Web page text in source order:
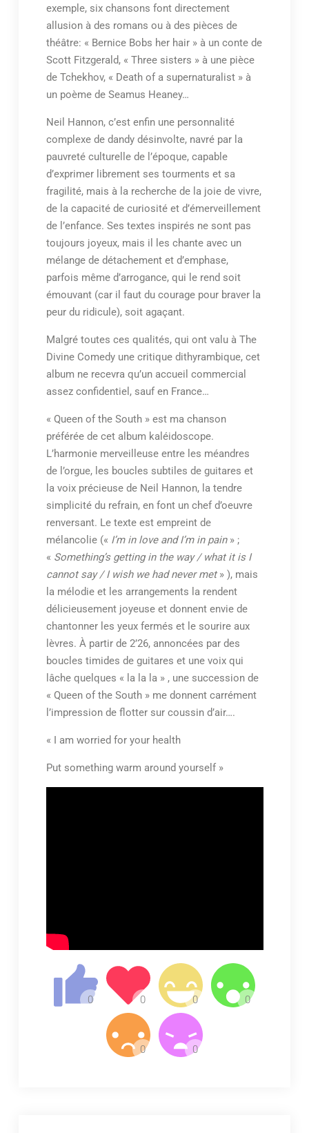
exemple, six chansons font directement
allusion à des romans ou à des pièces de
théâtre: « Bernice Bobs her hair » à un conte de
Scott Fitzgerald, « Three sisters » à une pièce
de Tchekhov, « Death of a supernaturalist » à
un poème de Seamus Heaney…
Neil Hannon, c’est enfin une personnalité
complexe de dandy désinvolte, navré par la
pauvreté culturelle de l’époque, capable
d’exprimer librement ses tourments et sa
fragilité, mais à la recherche de la joie de vivre,
de la capacité de curiosité et d’émerveillement
de l’enfance. Ses textes inspirés ne sont pas
toujours joyeux, mais il les chante avec un
mélange de détachement et d’emphase,
parfois même d’arrogance, qui le rend soit
émouvant (car il faut du courage pour braver la
peur du ridicule), soit agaçant.
Malgré toutes ces qualités, qui ont valu à The
Divine Comedy une critique dithyrambique, cet
album ne recevra qu’un accueil commercial
assez confidentiel, sauf en France…
« Queen of the South » est ma chanson
préférée de cet album kaléidoscope.
L’harmonie merveilleuse entre les méandres
de l’orgue, les boucles subtiles de guitares et
la voix précieuse de Neil Hannon, la tendre
simplicité du refrain, en font un chef d’oeuvre
renversant. Le texte est empreint de
mélancolie (« I’m in love and I’m in pain» ;
« Something’s getting in the way / what it is I
cannot say / I wish we had never met» ), mais
la mélodie et les arrangements la rendent
délicieusement joyeuse et donnent envie de
chantonner les yeux fermés et le sourire aux
lèvres. À partir de 2’26, annoncées par des
boucles timides de guitares et une voix qui
lâche quelques « la la la » , une succession de
« Queen of the South » me donnent carrément
l’impression de flotter sur coussin d’air….
« I am worried for your health
Put something warm around yourself »